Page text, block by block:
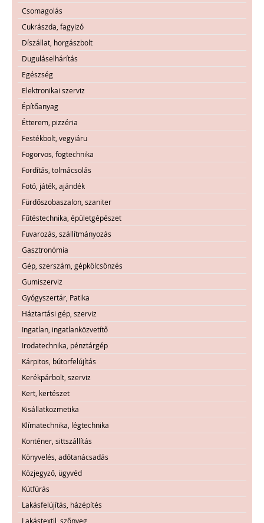
Csomagolás
Cukrászda, fagyizó
Díszállat, horgászbolt
Duguláselhárítás
Egészség
Elektronikai szerviz
Építőanyag
Étterem, pizzéria
Festékbolt, vegyiáru
Fogorvos, fogtechnika
Fordítás, tolmácsolás
Fotó, játék, ajándék
Fürdőszobaszalon, szaniter
Fűtéstechnika, épületgépészet
Fuvarozás, szállítmányozás
Gasztronómia
Gép, szerszám, gépkölcsönzés
Gumiszerviz
Gyógyszertár, Patika
Háztartási gép, szerviz
Ingatlan, ingatlanközvetítő
Irodatechnika, pénztárgép
Kárpitos, bútorfelújítás
Kerékpárbolt, szerviz
Kert, kertészet
Kisállatkozmetika
Klímatechnika, légtechnika
Konténer, sittszállítás
Könyvelés, adótanácsadás
Közjegyző, ügyvéd
Kútfúrás
Lakásfelújítás, házépítés
Lakástextil, szőnyeg